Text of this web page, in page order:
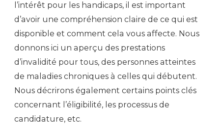
l’intérêt pour les handicaps, il est important
d’avoir une compréhension claire de ce qui est
disponible et comment cela vous affecte. Nous
donnons ici un aperçu des prestations
d’invalidité pour tous, des personnes atteintes
de maladies chroniques à celles qui débutent.
Nous décrirons également certains points clés
concernant l’éligibilité, les processus de
candidature, etc.